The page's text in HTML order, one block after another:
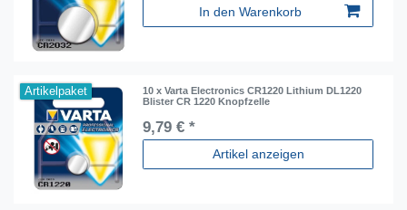
In den Warenkorb
Artikelpaket
10 x Varta Electronics CR1220 Lithium DL1220
Blister CR 1220 Knopfzelle
9,79 € *
Artikel anzeigen